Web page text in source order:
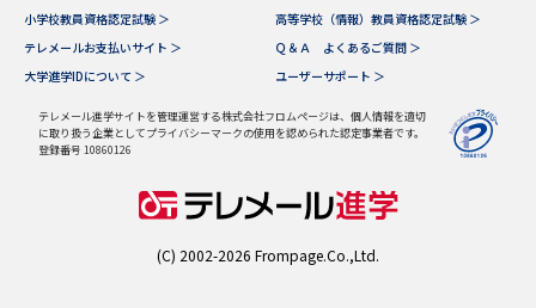
SELFBRAND特集ページ
オープンキャンパスなどを調べる
オープンキャンパス検索 実施プログラムから探す
来場型・Web型イベント特集 夢ナビライブ
小学校教員資格認定試験 ＞
高等学校（情報）教員資格認定試験 ＞
テレメールお支払いサイト ＞
Ｑ＆Ａ よくあるご質問 ＞
大学進学IDについて ＞
ユーザーサポート ＞
テレメール進学サイトを管理運営する株式会社フロムページは、個人情報を適切
に取り扱う企業としてプライバシーマークの使用を認められた認定事業者です。
登録番号 10860126
(C) 2002-2026 Frompage.Co.,Ltd.